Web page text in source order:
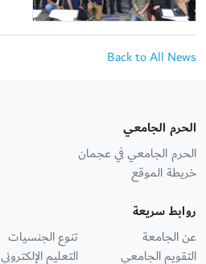
Back to All News
الحرم الجامعي
الحرم الجامعي في عجمان
خريطة الموقع
روابط سريعة
عن الجامعة
التقويم الجامعي
تنوع الجنسيات
التعليم الإلكتروني